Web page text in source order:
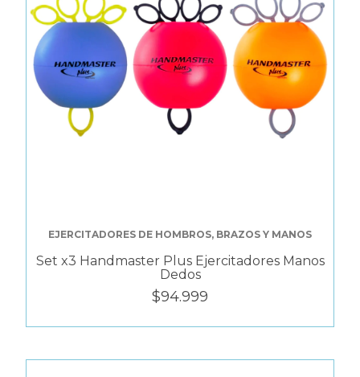
EJERCITADORES DE HOMBROS, BRAZOS Y MANOS
Set x3 Handmaster Plus Ejercitadores Manos
Dedos
$94.999